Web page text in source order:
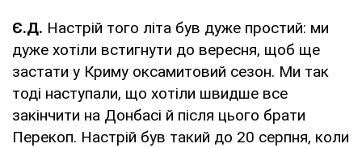
Є.Д. Настрій того літа був дуже простий: ми
дуже хотіли встигнути до вересня, щоб ще
застати у Криму оксамитовий сезон. Ми так
тоді наступали, що хотіли швидше все
закінчити на Донбасі й після цього брати
Перекоп. Настрій був такий до 20 серпня, коли